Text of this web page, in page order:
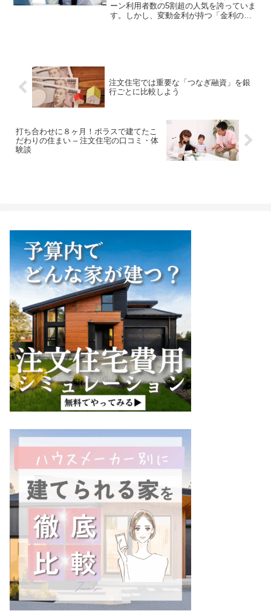
ーン利用者数の5割超の人気を誇っていま
す。しかし、変動金利が持つ「金利の変
注文住宅では重要な「つなぎ融資」を銀
行ごとに比較しよう
打ち合わせに８ヶ月！ポラスで建てたこ
だわりの住まい – 注文住宅の口コミ・体
験談